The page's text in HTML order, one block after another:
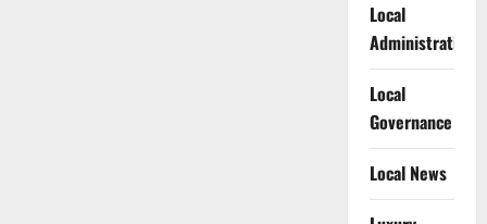
Local
Administration
Local
Governance
Local News